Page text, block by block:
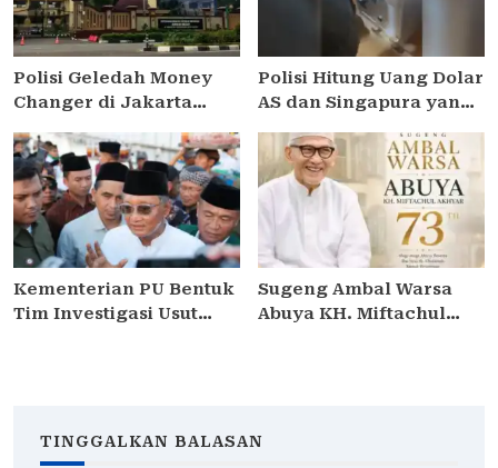
Polisi Geledah Money
Changer di Jakarta
Tiga Kasus Korupsi
Polisi Hitung Uang Dolar
AS dan Singapura yang
Brankas di Kafe de’Clan
Kementerian PU Bentuk
Tim Investigasi Usut
Sugeng Ambal Warsa
Abuya KH. Miftachul
TINGGALKAN BALASAN